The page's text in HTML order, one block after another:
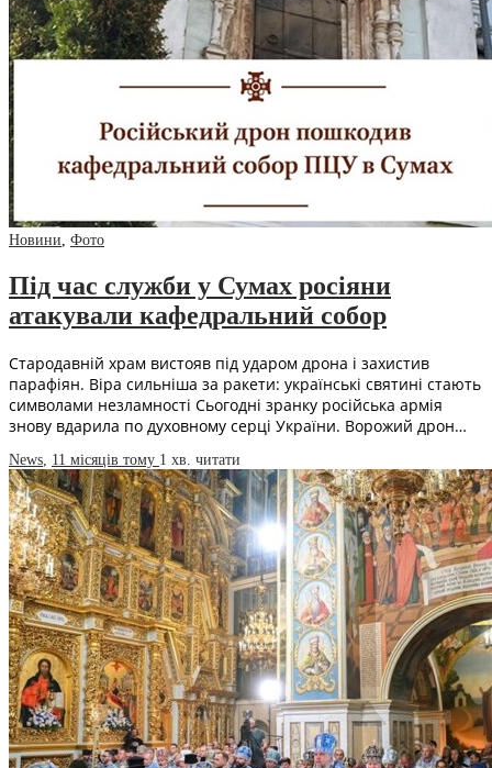
Новини, Фото
Під час служби у Сумах росіяни
атакували кафедральний собор
Стародавній храм вистояв під ударом дрона і захистив
парафіян. Віра сильніша за ракети: українські святині стають
символами незламності Сьогодні зранку російська армія
знову вдарила по духовному серці України. Ворожий дрон…
News, 11 місяців тому 1 хв. читати